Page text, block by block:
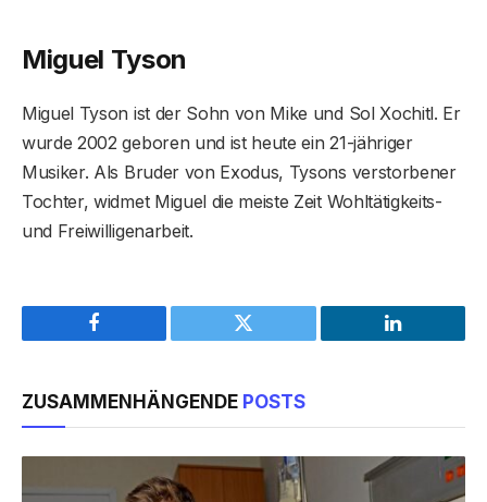
Miguel Tyson
Miguel Tyson ist der Sohn von Mike und Sol Xochitl. Er
wurde 2002 geboren und ist heute ein 21-jähriger
Musiker. Als Bruder von Exodus, Tysons verstorbener
Tochter, widmet Miguel die meiste Zeit Wohltätigkeits-
und Freiwilligenarbeit.
Facebook Twitter LinkedIn
ZUSAMMENHÄNGENDE POSTS